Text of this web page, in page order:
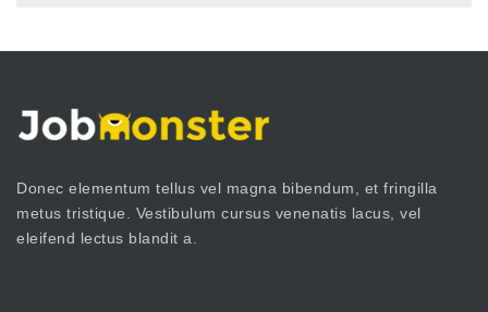
Donec elementum tellus vel magna bibendum, et fringilla
metus tristique. Vestibulum cursus venenatis lacus, vel
eleifend lectus blandit a.